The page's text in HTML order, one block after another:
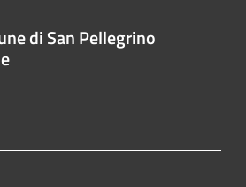
di San Pellegrino